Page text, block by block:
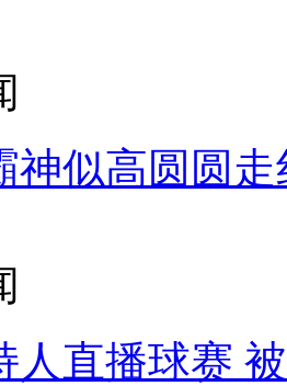
神似高圆圆走
人直播球赛